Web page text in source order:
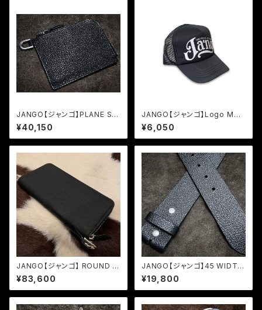
JANGO【ジャンゴ】PLANE SH
ORT ZIP WALLET JM-W-0
3
¥40,150
JANGO【ジャンゴ】Logo Mes
h Cap
¥6,050
JANGO【ジャンゴ】 ROUND ZI
P WALLET (JM-W-01)
¥83,600
JANGO【ジャンゴ】45 WIDTH
LEATHER BELT
¥19,800